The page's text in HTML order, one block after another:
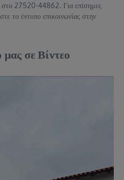
στο 27520-44862. Για επίσημες
το έντυπο επικοινωνίας στην
μας σε Βίντεο